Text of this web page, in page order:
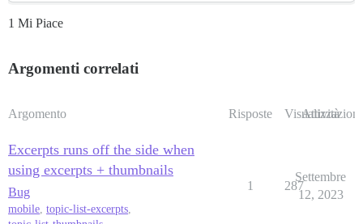
1 Mi Piace
Argomenti correlati
Argomento Risposte Visualizzazioni
Attività
Excerpts runs off the side when
using excerpts + thumbnails
Bug
mobile topic-list-excerpts
1 287
Settembre
12, 2023